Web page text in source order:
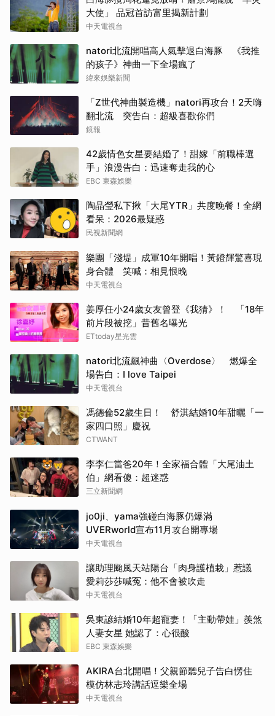
大使」 品冠首訪富里揭新計劃
中天電視台
natori北流開唱高人氣擊退白海豚 《我推
的孩子》神曲一下全場瘋了
緯來娛樂新聞
「Z世代神曲製造機」natori再攻台！2天嗨
翻北流 突告白：超級喜歡你們
鏡報
42歲情色女星要結婚了！甜嫁「前職棒選
手」浪漫告白：迅速奪走我的心
EBC 東森娛樂
陶晶瑩私下揪「大尾YTR」共度晚餐！全網
看呆：2026最疑惑
民視新聞網
樂團「淺堤」成軍10年開唱！黃鐙輝驚喜現
身合體 笑喊：相見恨晚
中天電視台
姜厚任小24歲女友曾登《我猜》！ 「18年
前片段被挖」昔舊名曝光
ETtoday星光雲
natori北流飆神曲〈Overdose〉 燃爆全
場告白：I love Taipei
中天電視台
馮德倫52歲生日！ 舒淇結婚10年甜曬「一
家四口照」慶祝
CTWANT
李李仁當爸20年！全家福合體「大尾油土
伯」網看傻：超迷惑
三立新聞網
jo0ji、yama強碰白海豚仍爆滿
UVERworld宣布11月攻台開專場
中天電視台
讓助理颱風天站陽台「肉身護植栽」惹議
愛莉莎莎喊冤：他不會被吹走
中天電視台
吳東諺結婚10年超寵妻！「主動帶娃」羨煞
人妻女星 她認了：心很酸
EBC 東森娛樂
AKIRA台北開唱！父親節聽兒子告白愣住
模仿林志玲講話逗樂全場
中天電視台